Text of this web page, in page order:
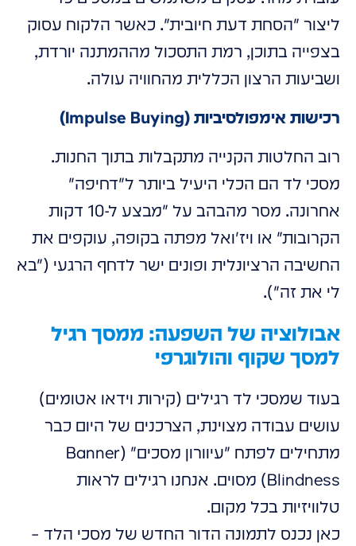
ליצור "הסחת דעת חיובית". כאשר הלקוח עסוק
בצפייה בתוכן, רמת התסכול מההמתנה יורדת,
ושביעות הרצון הכללית מהחוויה עולה.
רכישות אימפולסיביות (Impulse Buying)
רוב החלטות הקנייה מתקבלות בתוך החנות.
מסכי לד הם הכלי היעיל ביותר ל"דחיפה"
אחרונה. מסר מהבהב על "מבצע ל-10 דקות
הקרובות" או ויז'ואל מפתה בקופה, עוקפים את
החשיבה הרציונלית ופונים ישר לדחף הרגעי ("בא
לי את זה").
אבולוציה של השפעה: ממסך רגיל
למסך שקוף והולוגרפי
בעוד שמסכי לד רגילים (קירות וידאו אטומים)
עושים עבודה מצוינת, הצרכנים של היום כבר
מתחילים לפתח "עיוורון מסכים" (Banner
Blindness) מסוים. אנחנו רגילים לראות
טלוויזיות בכל מקום.
כאן נכנס לתמונה הדור החדש של מסכי הלד –